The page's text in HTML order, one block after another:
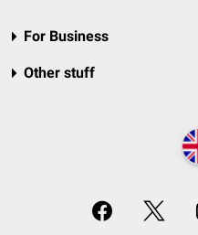
For Business
Other stuff